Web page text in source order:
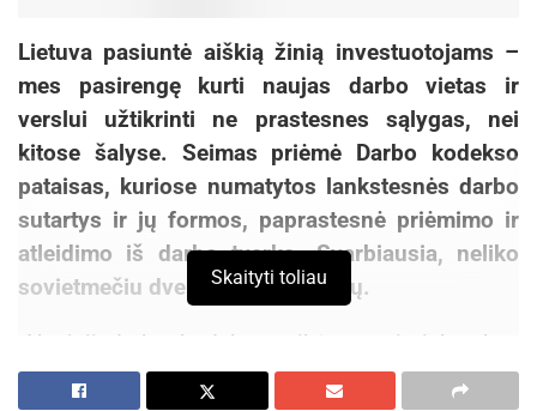
Lietuva pasiuntė aiškią žinią investuotojams –
mes pasirengę kurti naujas darbo vietas ir
verslui užtikrinti ne prastesnes sąlygas, nei
kitose šalyse. Seimas priėmė Darbo kodekso
pataisas, kuriose numatytos lankstesnės darbo
sutartys ir jų formos, paprastesnė priėmimo ir
atleidimo iš darbo tvarka. Svarbiausia, neliko
sovietmečiu dvelkiančių nuostatų.
„Naująjį darbo kodeksą reikėtų vertinti kur kas
platesniame kontekste nei vien kaip darbdavio ir
Skaityti toliau